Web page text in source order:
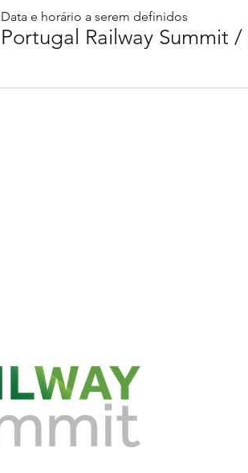
Data e horário a serem definidos
Portugal Railway Summit /